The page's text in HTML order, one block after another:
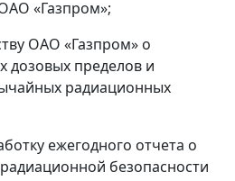
«Газпром»;
ОАО «Газпром» о
пределов и
радиационных
ежегодного отчета о
безопасности